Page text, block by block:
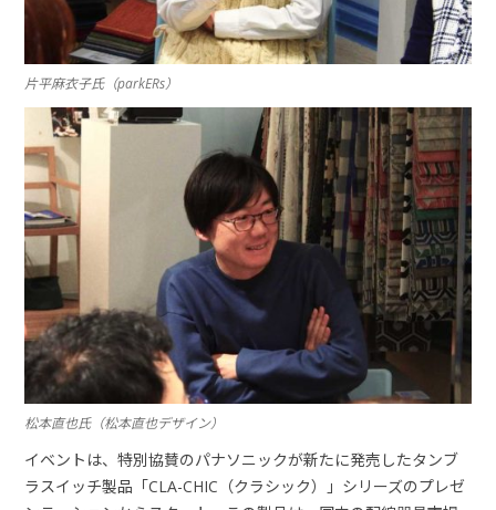
片平麻衣子氏（parkERs）
松本直也氏（松本直也デザイン）
イベントは、特別協賛のパナソニックが新たに発売したタンブ
ラスイッチ製品「CLA-CHIC（クラシック）」シリーズのプレゼ